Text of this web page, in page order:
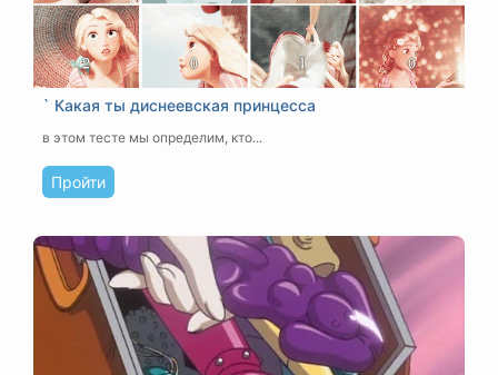
` Какая ты диснеевская принцесса
в этом тесте мы определим, кто...
Пройти